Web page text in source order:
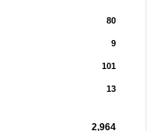
80
9
101
13
2,964